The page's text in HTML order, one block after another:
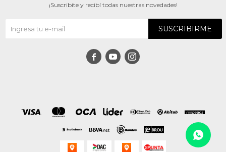
¡Suscribite y recibí todas nuestras novedades!
SUSCRIBIRME
  